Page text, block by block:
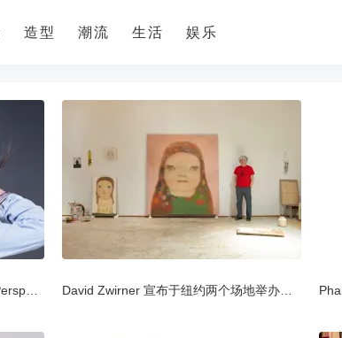
造型 潮流 生活 娱乐